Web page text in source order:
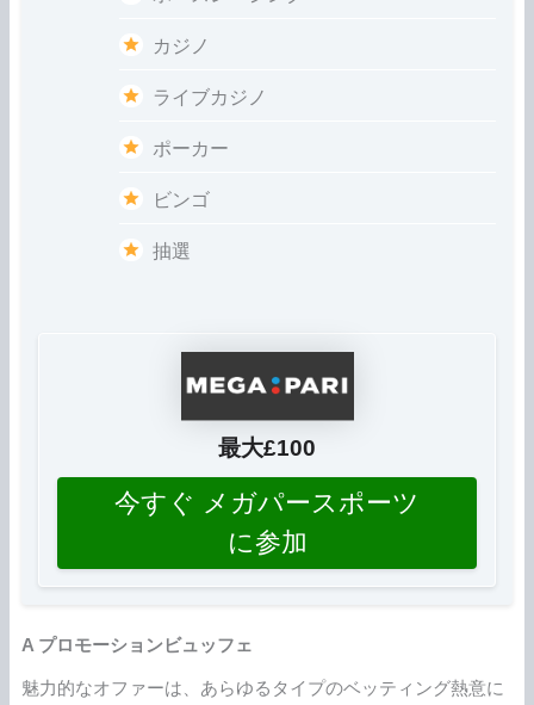
カジノ
ライブカジノ
ポーカー
ビンゴ
抽選
最大£100
今すぐ メガパースポーツ
に参加
A プロモーションビュッフェ
魅力的なオファーは、あらゆるタイプのベッティング熱意に